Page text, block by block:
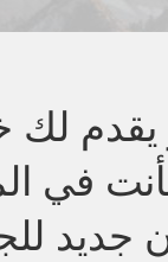
يقدم لك
في
جديد